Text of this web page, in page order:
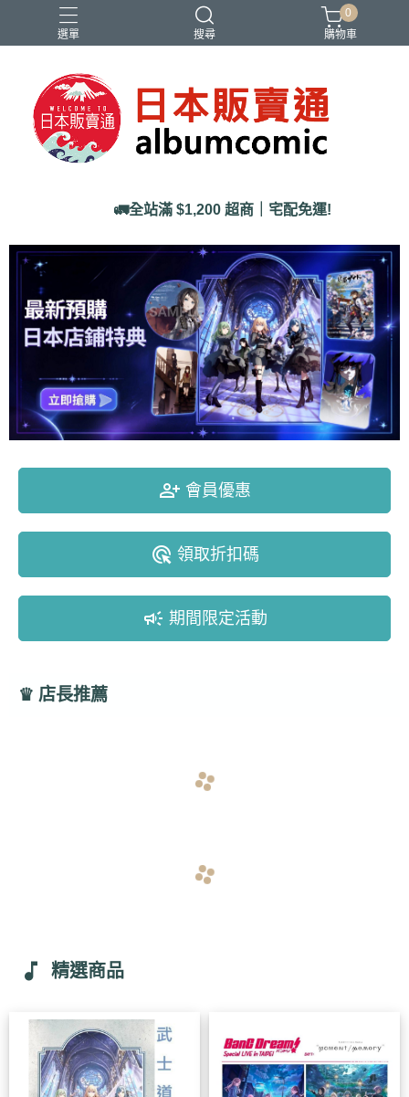
選單 搜尋
Ado IDOLiSH7 バンドリ 刀劍亂舞 妮姬
0
購物車
🚛全站滿 $1,200 超商｜宅配免運!
person_add_alt 會員優惠
ads_click 領取折扣碼
campaign 期間限定活動
♛ 店長推薦
music_note 精選商品